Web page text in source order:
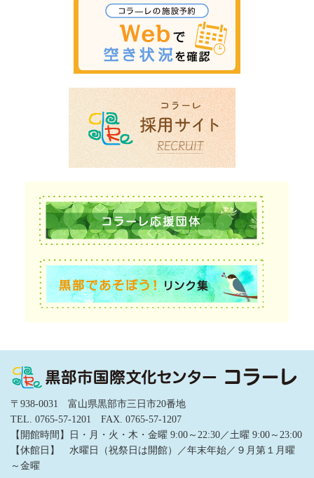
〒938-0031 富山県黒部市三日市20番地
TEL. 0765-57-1201 FAX. 0765-57-1207
【開館時間】日・月・火・木・金曜 9:00～22:30／土曜 9:00～23:00
【休館日】 水曜日（祝祭日は開館）／年末年始／９月第１月曜
～金曜